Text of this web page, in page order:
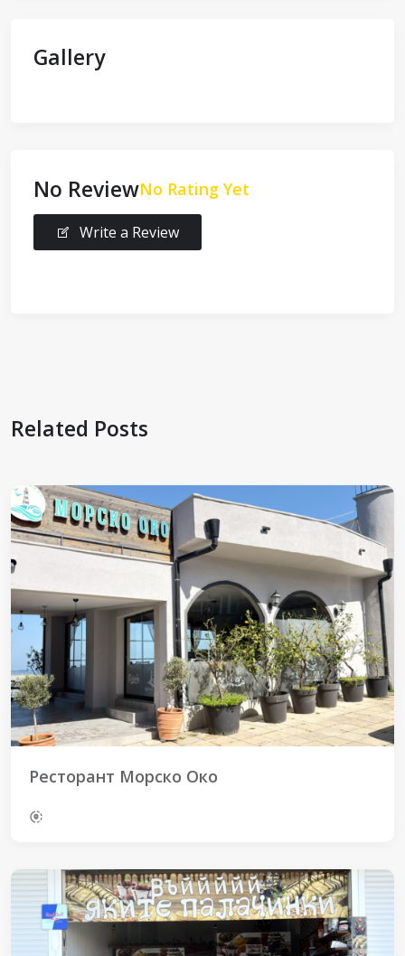
Gallery
No ReviewNo Rating Yet
Write a Review
Related Posts
Ресторант Морско Око